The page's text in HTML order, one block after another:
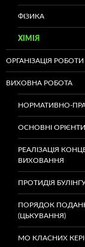
ФІЗИКА
ХІМІЯ
ОРГАНІЗАЦІЯ
ВИХОВНА РОБОТА
НОРМАТИВНО-
ОСНОВНІ
РЕАЛІЗАЦІЯ
ВИХОВАННЯ
ПРОТИДІЯ
ПОРЯДОК
(ЦЬКУВАННЯ)
МО КЛАСНИХ